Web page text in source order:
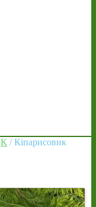
К / Кіпарисовик